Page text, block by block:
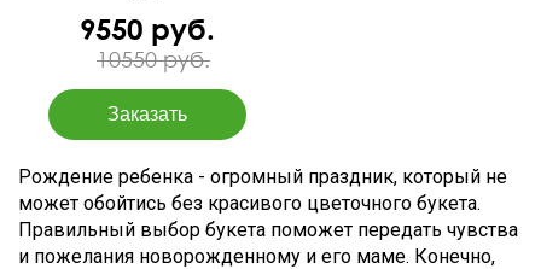
9550 руб.
10550 руб.
Рождение ребенка - огромный праздник, который не
может обойтись без красивого цветочного букета.
Правильный выбор букета поможет передать чувства
и пожелания новорожденному и его маме. Конечно,